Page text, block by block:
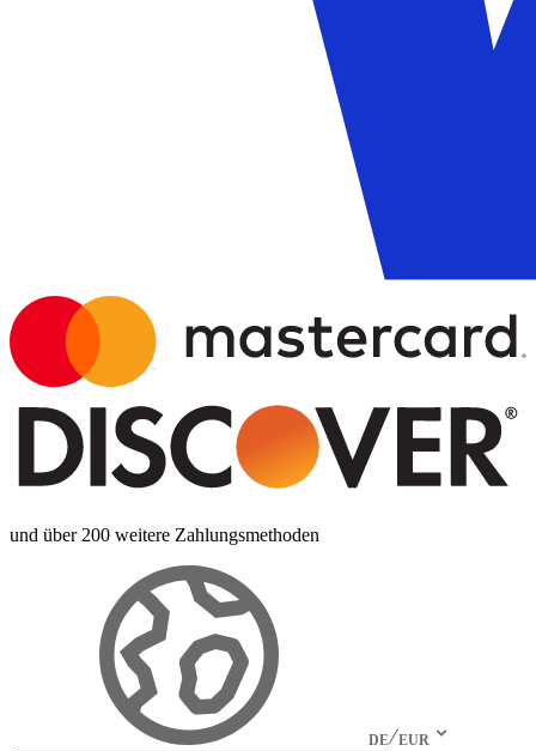
und über 200 weitere Zahlungsmethoden
DE EUR